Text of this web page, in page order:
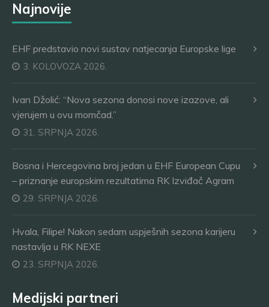
Najnovije
EHF predstavio novi sustav natjecanja Europske lige
3. KOLOVOZA 2026.
Ivan Džolić: “Nova sezona donosi nove izazove, ali
vjerujem u ovu momčad.”
31. SRPNJA 2026.
Bosna i Hercegovina broj jedan u EHF European Cupu
– priznanje europskim rezultatima RK Izviđač Agram
29. SRPNJA 2026.
Hvala, Filipe! Nakon sedam uspješnih sezona karijeru
nastavlja u RK NEXE
23. SRPNJA 2026.
Medijski partneri